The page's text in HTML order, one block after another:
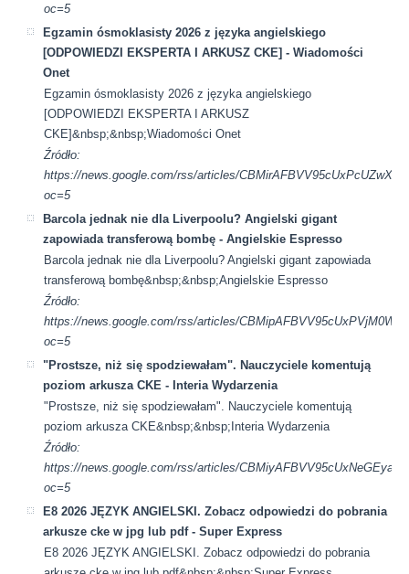
oc=5
Egzamin ósmoklasisty 2026 z języka angielskiego
[ODPOWIEDZI EKSPERTA I ARKUSZ CKE] - Wiadomości
Onet
Egzamin ósmoklasisty 2026 z języka angielskiego
[ODPOWIEDZI EKSPERTA I ARKUSZ
CKE]&nbsp;&nbsp;Wiadomości Onet
Źródło:
https://news.google.com/rss/articles/
oc=5
Barcola jednak nie dla Liverpoolu? Angielski gigant
zapowiada transferową bombę - Angielskie Espresso
Barcola jednak nie dla Liverpoolu? Angielski gigant zapowiada
transferową bombę&nbsp;&nbsp;Angielskie Espresso
Źródło:
https://news.google.com/rss/articles/
oc=5
"Prostsze, niż się spodziewałam". Nauczyciele komentują
poziom arkusza CKE - Interia Wydarzenia
"Prostsze, niż się spodziewałam". Nauczyciele komentują
poziom arkusza CKE&nbsp;&nbsp;Interia Wydarzenia
Źródło:
https://news.google.com/rss/articles/
oc=5
E8 2026 JĘZYK ANGIELSKI. Zobacz odpowiedzi do pobrania
arkusze cke w jpg lub pdf - Super Express
E8 2026 JĘZYK ANGIELSKI. Zobacz odpowiedzi do pobrania